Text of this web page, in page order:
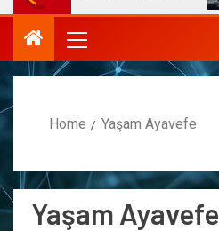
Home Yaşam Ayavefe
Yaşam Ayavefe